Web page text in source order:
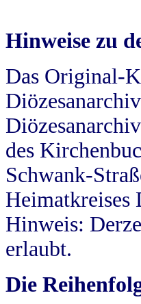
Hinweise zu
Das Original-
des
Schwank-
Heimatkreises
Hinweis:
erlaubt.
Die